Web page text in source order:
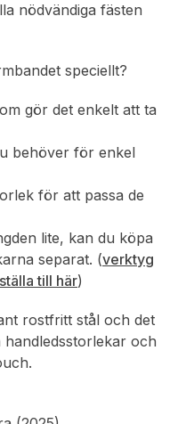
nödvändiga fästen
speciellt?
gör det enkelt att ta
behöver för enkel
för att passa de
lite, kan du köpa
separat. (verktyg
till här)
rostfritt stål och det
och